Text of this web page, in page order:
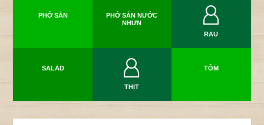
PHỞ SẮN
PHỞ SẮN NƯỚC
NHƯN
RAU
SALAD
THỊT
TÔM